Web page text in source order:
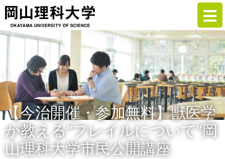
【今治開催・参加無料】獣医学
が教える“フレイルについて”岡
山理科大学市民公開講座